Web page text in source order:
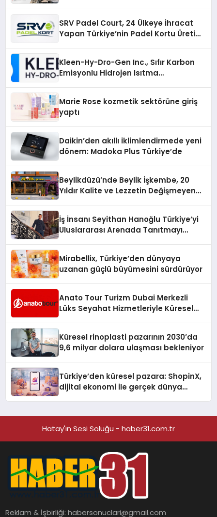
SRV Padel Court, 24 Ülkeye İhracat
Yapan Türkiye’nin Padel Kortu Üretim
Kleen-Hy-Dro-Gen Inc., Sıfır Karbon
Emisyonlu Hidrojen Isıtma
Marie Rose kozmetik sektörüne giriş
yaptı
Daikin’den akıllı iklimlendirmede yeni
dönem: Madoka Plus Türkiye’de
Beylikdüzü’nde Beylik İşkembe, 20
Yıldır Kalite ve Lezzetin Değişmeyen
İş İnsanı Seyithan Hanoğlu Türkiye’yi
Uluslararası Arenada Tanıtmayı
Mirabellix, Türkiye’den dünyaya
uzanan güçlü büyümesini sürdürüyor
Anato Tour Turizm Dubai Merkezli
Lüks Seyahat Hizmetleriyle Küresel
Küresel rinoplasti pazarının 2030’da
9,6 milyar dolara ulaşması bekleniyor
Türkiye’den küresel pazara: ShopinX,
dijital ekonomi ile gerçek dünya
Hatay'ın Sesi Soluğu - haber31.com.tr
Reklam & İşbirliği:habersonuclari@gmail.com